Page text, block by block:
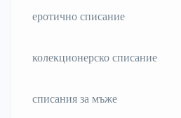
еротично списание
колекционерско списание
списания за мъже